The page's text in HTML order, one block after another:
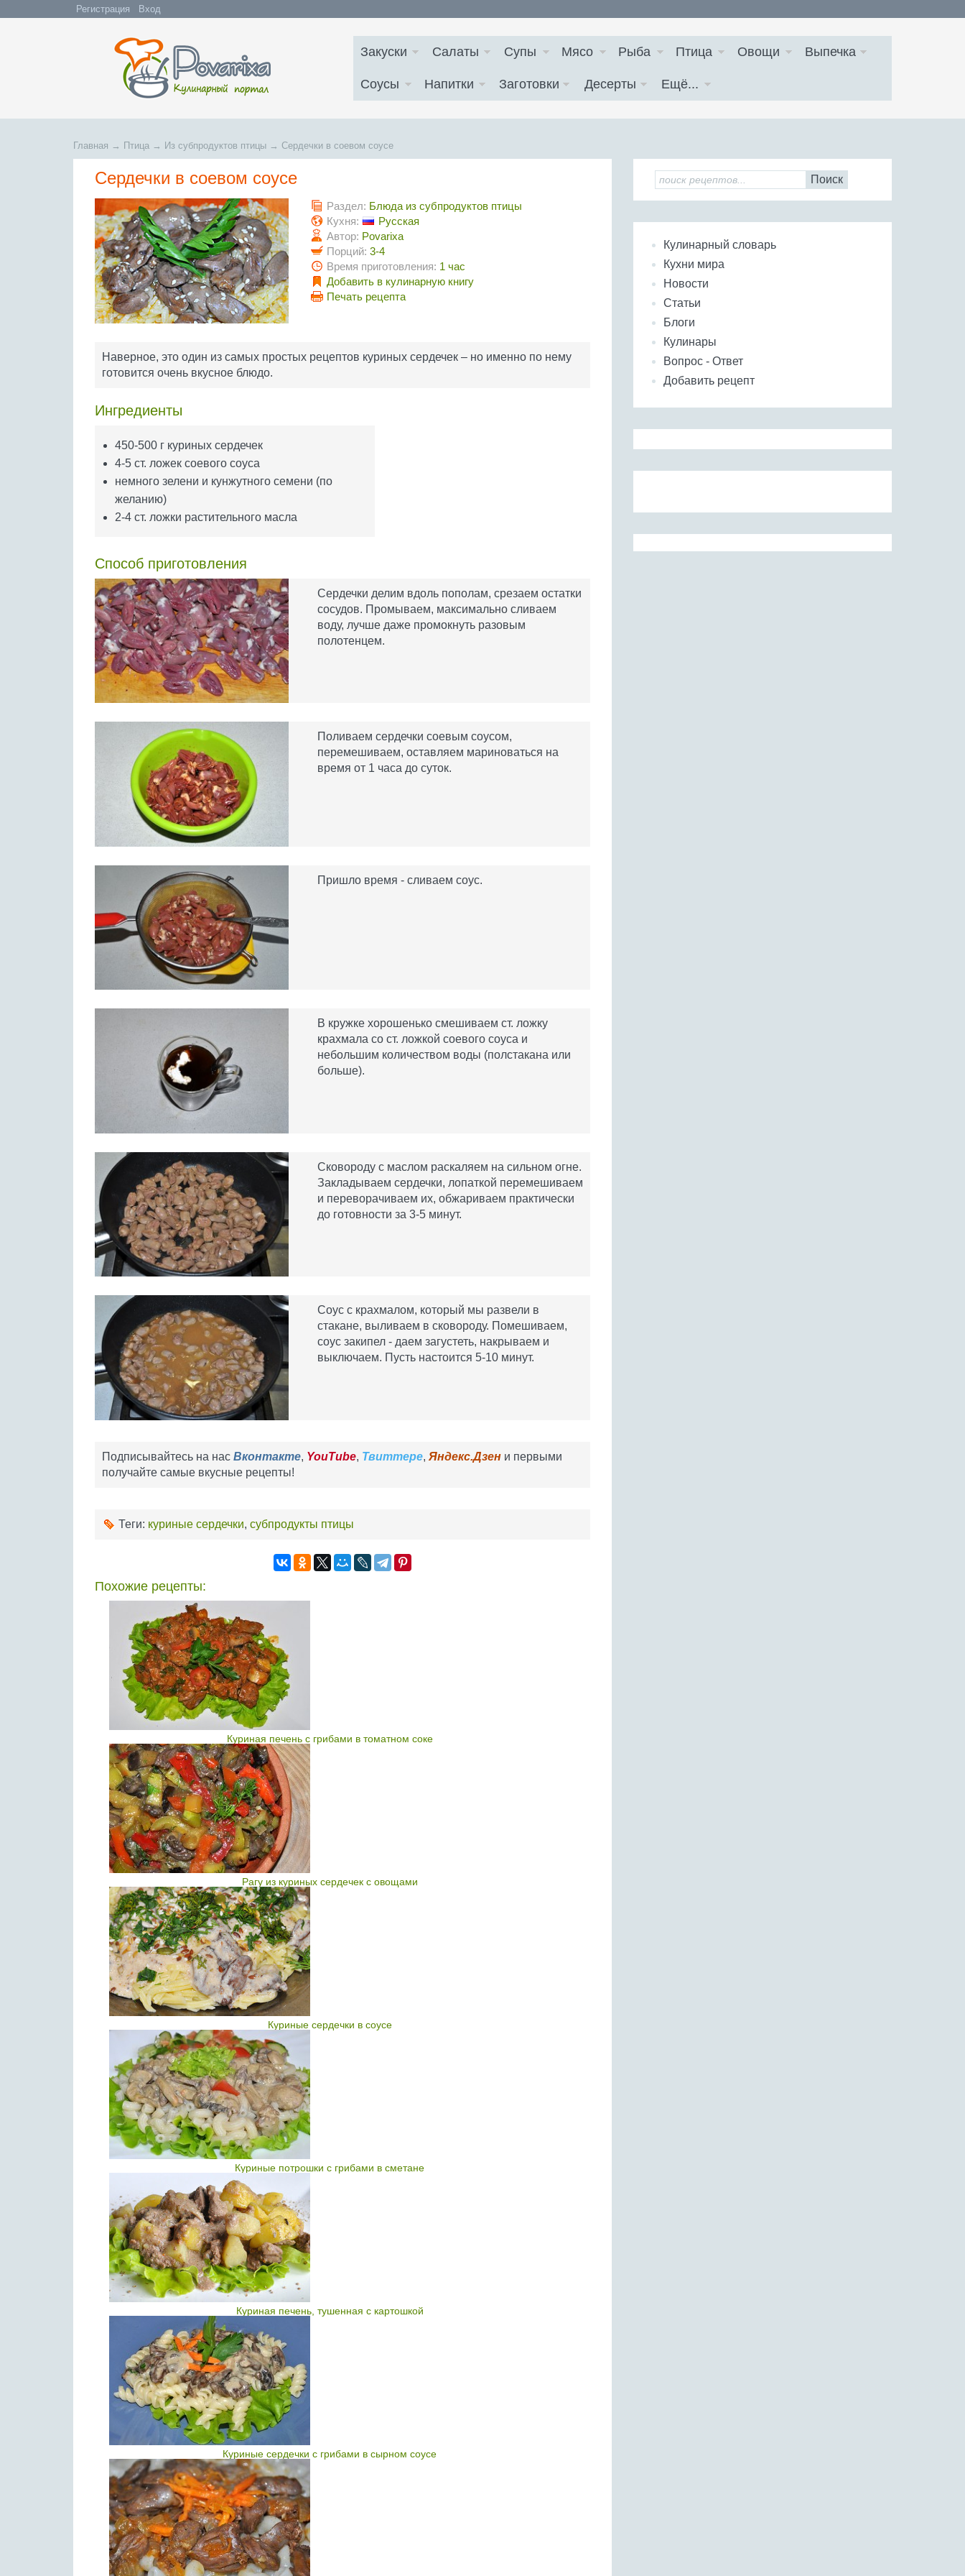
Регистрация Вход
Закуски Салаты Супы Мясо Рыба Птица Овощи Выпечка
Соусы Напитки Заготовки Десерты Ещё...
Главная → Птица → Из субпродуктов птицы → Сердечки в соевом соусе
Сердечки в соевом соусе
Раздел: Блюда из субпродуктов птицы
Кухня:
Русская
Автор: Povarixa
Порций: 3-4
Время приготовления: 1 час
Добавить в кулинарную книгу
Печать рецепта
Наверное, это один из самых простых рецептов куриных сердечек – но именно по нему
готовится очень вкусное блюдо.
Ингредиенты
450-500 г куриных сердечек
4-5 ст. ложек соевого соуса
немного зелени и кунжутного семени (по
желанию)
2-4 ст. ложки растительного масла
Способ приготовления
Сердечки делим вдоль пополам, срезаем остатки
сосудов. Промываем, максимально сливаем
воду, лучше даже промокнуть разовым
полотенцем.
Поливаем сердечки соевым соусом,
перемешиваем, оставляем мариноваться на
время от 1 часа до суток.
Пришло время - сливаем соус.
В кружке хорошенько смешиваем ст. ложку
крахмала со ст. ложкой соевого соуса и
небольшим количеством воды (полстакана или
больше).
Сковороду с маслом раскаляем на сильном огне.
Закладываем сердечки, лопаткой перемешиваем
и переворачиваем их, обжариваем практически
до готовности за 3-5 минут.
Соус с крахмалом, который мы развели в
стакане, выливаем в сковороду. Помешиваем,
соус закипел - даем загустеть, накрываем и
выключаем. Пусть настоится 5-10 минут.
Подписывайтесь на нас Вконтакте, YouTube, Твиттере, Яндекс.Дзен и первыми
получайте самые вкусные рецепты!
Теги: куриные сердечки, субпродукты птицы
Похожие рецепты:
Куриная печень с грибами в томатном соке
Рагу из куриных сердечек с овощами
Куриные сердечки в соусе
Куриные потрошки с грибами в сметане
Куриная печень, тушенная с картошкой
Куриные сердечки с грибами в сырном соусе
Поиск
Кулинарный словарь
Кухни мира
Новости
Статьи
Блоги
Кулинары
Вопрос - Ответ
Добавить рецепт